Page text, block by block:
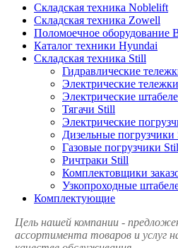
Складская техника Noblelift
Складская техника Zowell
Поломоечное оборудование
Каталог техники Hyundai
Складская техника Still
Гидравлические
Электрические
Электрические
Тягачи Still
Электрические
Дизельные погрузчики
Газовые погрузчики
Ричтраки Still
Комплектовщики
Узкопроходные
Комплектующие
Цель нашей компании -
ассортимента товаров и услуг